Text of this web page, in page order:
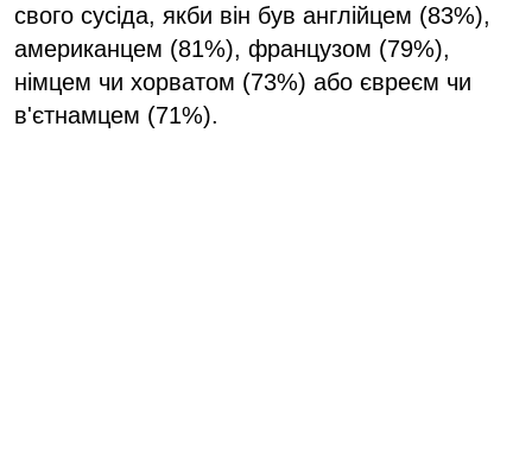
свого сусіда, якби він був англійцем (83%),
американцем (81%), французом (79%),
німцем чи хорватом (73%) або євреєм чи
в'єтнамцем (71%).